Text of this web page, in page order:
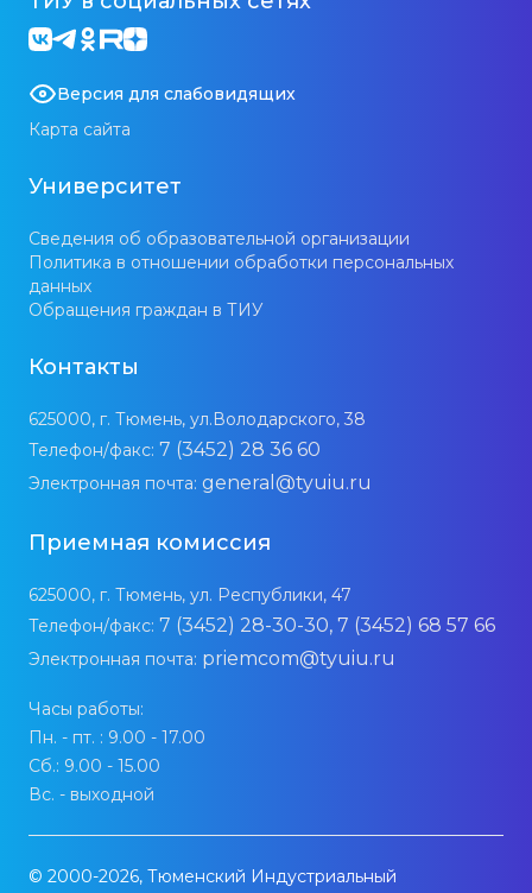
Версия для слабовидящих
Карта сайта
Университет
Сведения об образовательной организации
Политика в отношении обработки персональных
данных
Обращения граждан в ТИУ
Контакты
625000, г. Тюмень, ул.Володарского, 38
Телефон/факс: 7 (3452) 28 36 60
Электронная почта: general@tyuiu.ru
Приемная комиссия
625000, г. Тюмень, ул. Республики, 47
Телефон/факс: 7 (3452) 28-30-30, 7 (3452) 68 57 66
Электронная почта: priemcom@tyuiu.ru
Часы работы:
Пн. - пт. : 9.00 - 17.00
Сб.: 9.00 - 15.00
Вс. - выходной
© 2000-2026, Тюменский Индустриальный